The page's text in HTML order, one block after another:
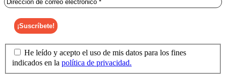
He leído y acepto el uso de mis datos para los fines
indicados en la política de privacidad.